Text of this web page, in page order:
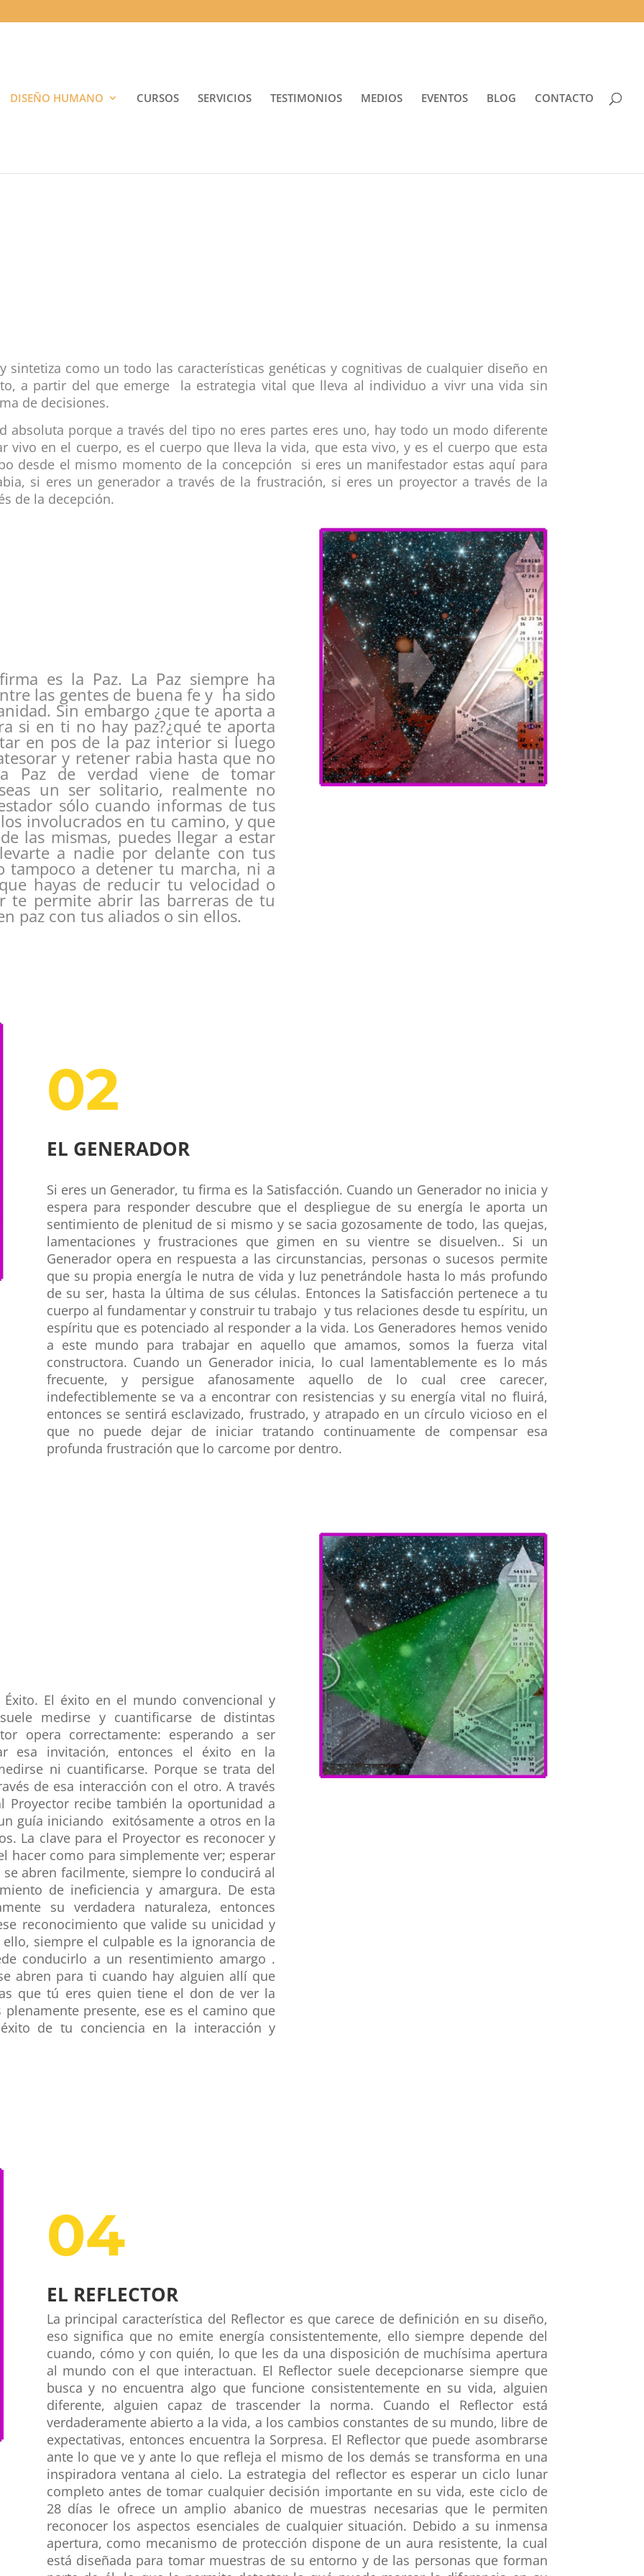
DISEÑO HUMANO CURSOS SERVICIOS TESTIMONIOS MEDIOS EVENTOS BLOG CONTACTO
sintetiza como un todo las características genéticas y cognitivas de cualquier diseño en
a partir del que emerge la estrategia vital que lleva al individuo a vivr una vida sin
de decisiones.
absoluta porque a través del tipo no eres partes eres uno, hay todo un modo diferente
vivo en el cuerpo, es el cuerpo que lleva la vida, que esta vivo, y es el cuerpo que esta
desde el mismo momento de la concepción si eres un manifestador estas aquí para
si eres un generador a través de la frustración, si eres un proyector a través de la
de la decepción.
es la Paz. La Paz siempre ha
las gentes de buena fe y ha sido
Sin embargo ¿que te aporta a
si en ti no hay paz?¿qué te aporta
en pos de la paz interior si luego
y retener rabia hasta que no
Paz de verdad viene de tomar
un ser solitario, realmente no
sólo cuando informas de tus
involucrados en tu camino, y que
las mismas, puedes llegar a estar
a nadie por delante con tus
tampoco a detener tu marcha, ni a
hayas de reducir tu velocidad o
te permite abrir las barreras de tu
paz con tus aliados o sin ellos.
02
EL GENERADOR
Si eres un Generador, tu firma es la Satisfacción. Cuando un Generador no inicia y
espera para responder descubre que el despliegue de su energía le aporta un
sentimiento de plenitud de si mismo y se sacia gozosamente de todo, las quejas,
lamentaciones y frustraciones que gimen en su vientre se disuelven.. Si un
Generador opera en respuesta a las circunstancias, personas o sucesos permite
que su propia energía le nutra de vida y luz penetrándole hasta lo más profundo
de su ser, hasta la última de sus células. Entonces la Satisfacción pertenece a tu
cuerpo al fundamentar y construir tu trabajo y tus relaciones desde tu espíritu, un
espíritu que es potenciado al responder a la vida. Los Generadores hemos venido
a este mundo para trabajar en aquello que amamos, somos la fuerza vital
constructora. Cuando un Generador inicia, lo cual lamentablemente es lo más
frecuente, y persigue afanosamente aquello de lo cual cree carecer,
indefectiblemente se va a encontrar con resistencias y su energía vital no fluirá,
entonces se sentirá esclavizado, frustrado, y atrapado en un círculo vicioso en el
que no puede dejar de iniciar tratando continuamente de compensar esa
profunda frustración que lo carcome por dentro.
El éxito en el mundo convencional y
medirse y cuantificarse de distintas
opera correctamente: esperando a ser
esa invitación, entonces el éxito en la
ni cuantificarse. Porque se trata del
de esa interacción con el otro. A través
Proyector recibe también la oportunidad a
guía iniciando exitósamente a otros en la
La clave para el Proyector es reconocer y
hacer como para simplemente ver; esperar
abren facilmente, siempre lo conducirá al
de ineficiencia y amargura. De esta
su verdadera naturaleza, entonces
reconocimiento que valide su unicidad y
siempre el culpable es la ignorancia de
conducirlo a un resentimiento amargo .
abren para ti cuando hay alguien allí que
que tú eres quien tiene el don de ver la
presente, ese es el camino que
de tu conciencia en la interacción y
04
EL REFLECTOR
La principal característica del Reflector es que carece de definición en su diseño,
eso significa que no emite energía consistentemente, ello siempre depende del
cuando, cómo y con quién, lo que les da una disposición de muchísima apertura
al mundo con el que interactuan. El Reflector suele decepcionarse siempre que
busca y no encuentra algo que funcione consistentemente en su vida, alguien
diferente, alguien capaz de trascender la norma. Cuando el Reflector está
verdaderamente abierto a la vida, a los cambios constantes de su mundo, libre de
expectativas, entonces encuentra la Sorpresa. El Reflector que puede asombrarse
ante lo que ve y ante lo que refleja el mismo de los demás se transforma en una
inspiradora ventana al cielo. La estrategia del reflector es esperar un ciclo lunar
completo antes de tomar cualquier decisión importante en su vida, este ciclo de
28 días le ofrece un amplio abanico de muestras necesarias que le permiten
reconocer los aspectos esenciales de cualquier situación. Debido a su inmensa
apertura, como mecanismo de protección dispone de un aura resistente, la cual
está diseñada para tomar muestras de su entorno y de las personas que forman